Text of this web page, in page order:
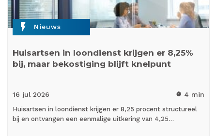
flash_on Nieuws
Huisartsen in loondienst krijgen er 8,25%
bij, maar bekostiging blijft knelpunt
16 jul 2026 timer 4 min
Huisartsen in loondienst krijgen er 8,25 procent structureel
bij en ontvangen een eenmalige uitkering van 4,25…